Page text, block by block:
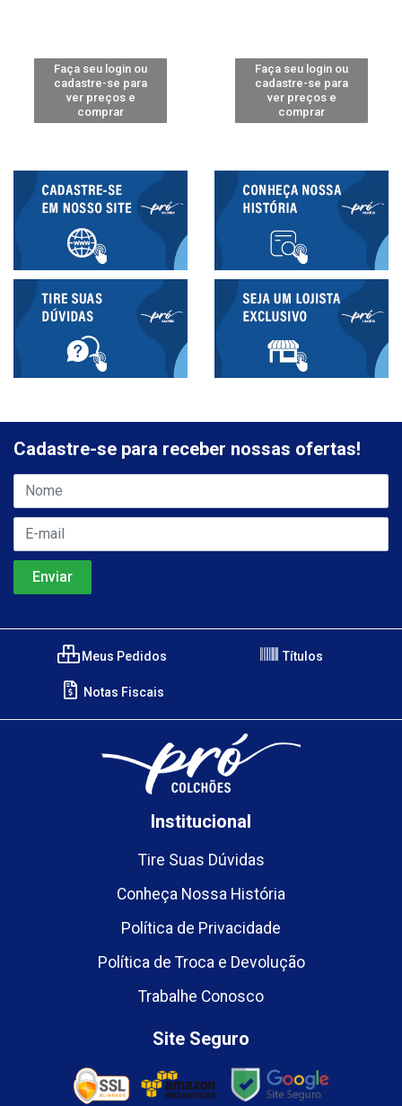
Faça seu login ou
cadastre-se para
ver preços e
comprar
Faça seu login ou
cadastre-se para
ver preços e
comprar
Cadastre-se para receber nossas ofertas!
Meus Pedidos Títulos
Notas Fiscais
Institucional
Tire Suas Dúvidas
Conheça Nossa História
Política de Privacidade
Política de Troca e Devolução
Trabalhe Conosco
Site Seguro